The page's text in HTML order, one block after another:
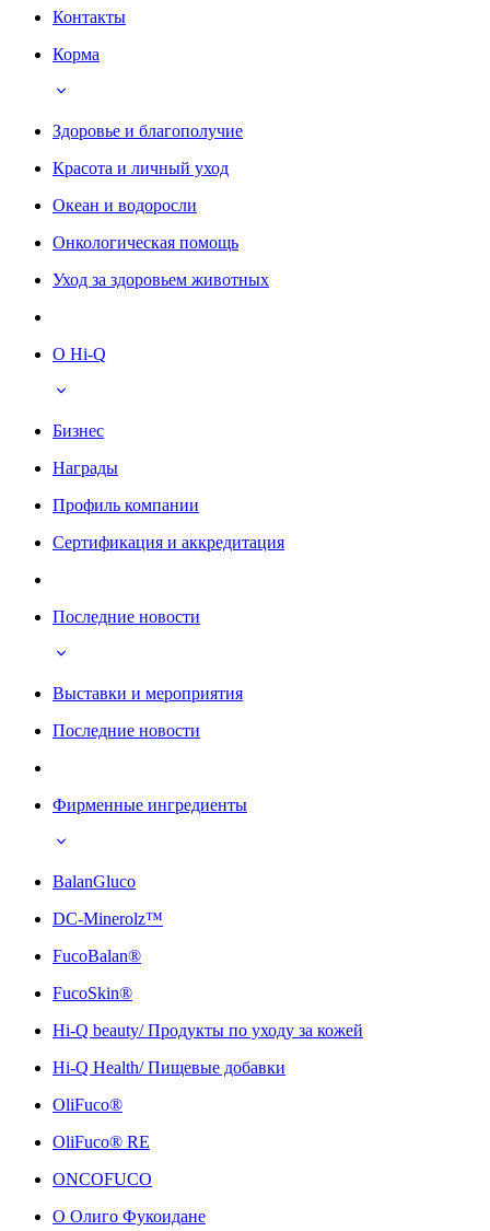
Контакты
Корма
Здоровье и благополучие
Красота и личный уход
Океан и водоросли
Онкологическая помощь
Уход за здоровьем животных
О Hi-Q
Бизнес
Награды
Профиль компании
Сертификация и аккредитация
Последние новости
Выставки и мероприятия
Последние новости
Фирменные ингредиенты
BalanGluco
DC-Minerolz™
FucoBalan®
FucoSkin®
Hi-Q beauty/ Продукты по уходу за кожей
Hi-Q Health/ Пищевые добавки
OliFuco®
OliFuco® RE
ONCOFUCO
О Олиго Фукоидане